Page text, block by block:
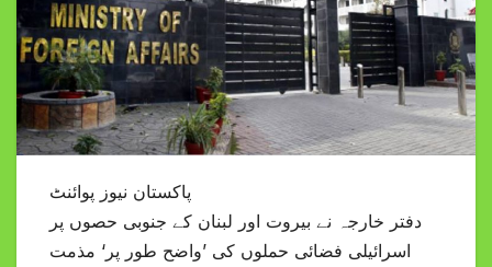
پاکستان نیوز پوائنٹ
دفتر خارجہ نے بیروت اور لبنان کے جنوبی حصوں پر
اسرائیلی فضائی حملوں کی ’واضح طور پر‘ مذمت